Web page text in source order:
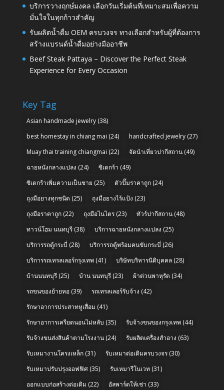
บริการวางฤกษ์มงคล เลือกวันเริ่มต้นที่เหมาะสมเพื่อความ
มั่นใจในทุกก้าวสำคัญ
รับผลิตน้ำดื่ม OEM ครบวงจร ทางเลือกสำหรับผู้ที่ต้องการ
สร้างแบรนด์น้ำดื่มอย่างมืออาชีพ
Beef Steak Pattaya – Discover the Perfect Steak
Experience for Every Occasion
Key Tag
Asian handmade jewelry(38)
best homestay in chiang mai (24) handcrafted jewelry(27)
Muay thai training chiangmai (22) จัดนำเที่ยวปากีสถาน(49)
ฉายหนังกลางแปลง (24) ซิเดกร้า (49)
ซิเดกร้าเพิ่มความเป็นชาย (25) ตัวปั๊มราคาถูก(24)
ถุงมือยางทุกชนิด (25) ถุงมือยางไร้แป้ง (23)
ถุงมือราคาถูก(22) ถุงมือไนไตร(23) ทัวร์ปากีสถาน(48)
ทาวน์โฮม นนทบุรี(38) บริการฉายหนังกลางแปลง (25)
บริการรถตู้กระบี่ (28) บริการรถตู้พร้อมคนขับกระบี่ (26)
บริการรถเทรลเลอร์กรุงเทพ (41) บริษัทบริหารนิติบุคคล(28)
บ้านนนทบุรี(25) บ้าน นนทบุรี(23) ผ้าต่วนพาหุรัด (34)
รถขนของย้ายหอ(39) รถเทรลเลอร์รับจ้าง (42)
รักษาอาการประสาทหูเสื่อม (41)
รักษาอาการเครียดนอนไม่หลับ (35) รับจ้างขนของกรุงเทพ (44)
รับจ้างขนส่งสินค้าตามโรงงาน(24) รับผลิตเครื่องสำอาง (63)
รับเหมางานโครงเหล็ก(31) รับเหมาต่อเติมครบวงจร(30)
รับเหมาปรับปรุงออฟฟิศ(35) รับเหมารีโนเวท (31)
ออกแบบก่อสร้างต่อเติม (22) อัลพาร์ดให้เช่า (33)